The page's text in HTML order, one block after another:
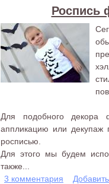
Роспись
Для подобного декора
аппликацию или декупаж
росписью.
Для этого мы будем
также...
3 комментария